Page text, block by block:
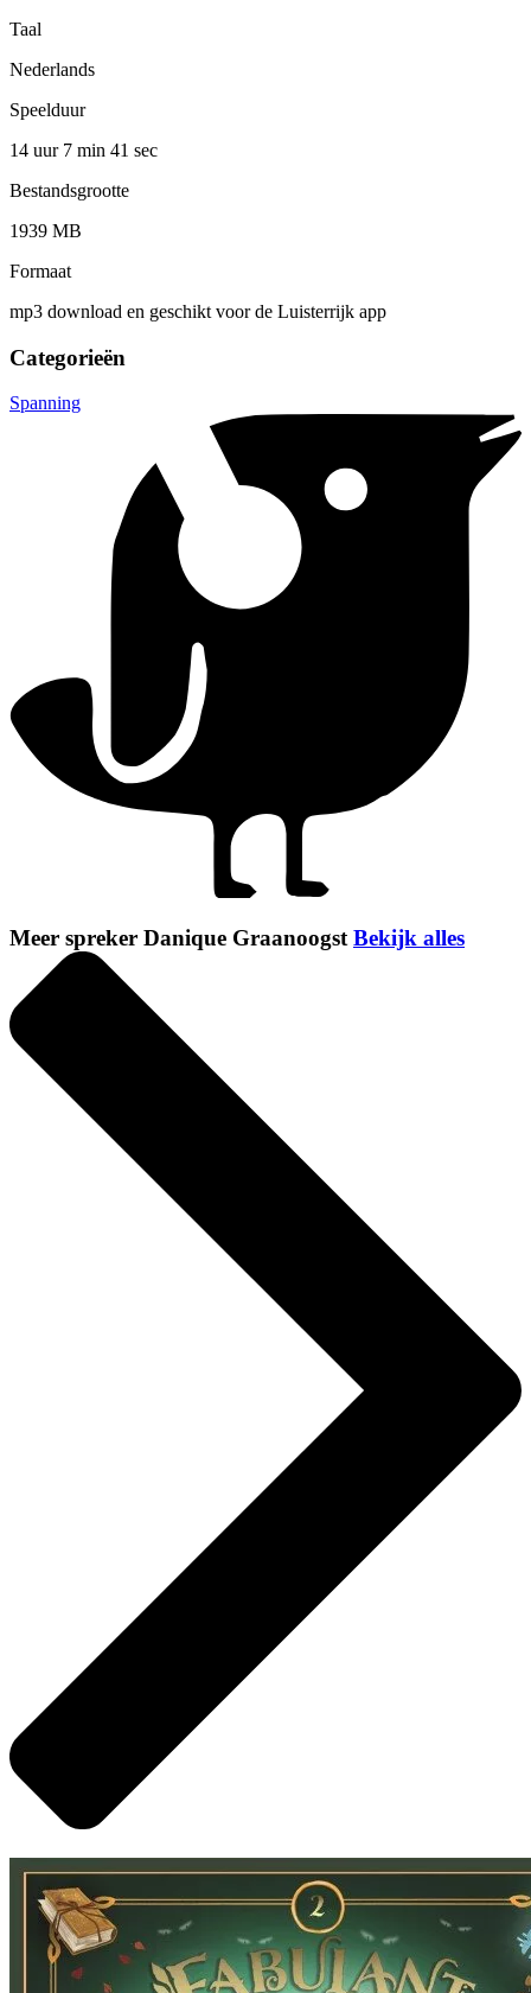
Taal
Nederlands
Speelduur
14 uur 7 min 41 sec
Bestandsgrootte
1939 MB
Formaat
mp3 download en geschikt voor de Luisterrijk app
Categorieën
Spanning
Meer spreker Danique Graanoogst Bekijk alles